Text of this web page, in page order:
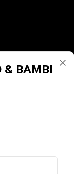
y medir
& BAMBI